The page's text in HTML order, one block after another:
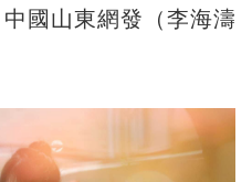
國山東網發（李海濤